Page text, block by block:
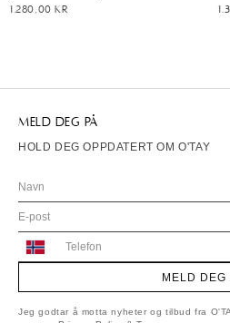
1.280,00 kr
MELD DEG PÅ
HOLD DEG OPPDATERT OM O'TAY
Norway
MELD DEG
Jeg godtar å motta nyheter og tilbud fra